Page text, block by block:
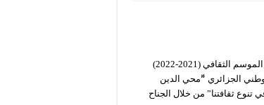
أعطت السيدة وزيرة الثقافة والفنون، الدكتورة وفاء شعلال، إشارة انطلاق فعاليات الموسم الثقافي (2021-2022)
المسرح الوطني الجزائري “ّمحي الدين
ثقافتنا” من خلال الجناح